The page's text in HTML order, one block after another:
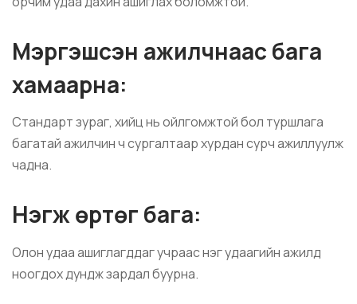
Мэргэшсэн ажилчнаас бага
хамаарна:
Стандарт зураг, хийц нь ойлгомжтой бол туршлага
багатай ажилчин ч сургалтаар хурдан сурч ажиллуулж
чадна.
Нэгжөртөг бага:
Олон удаа ашиглагддаг учраас нэг удаагийн ажилд
ноогдох дундж зардал буурна.